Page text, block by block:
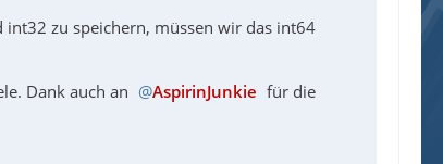
zu speichern, müssen wir das int64
Dank auch an AspirinJunkie für die